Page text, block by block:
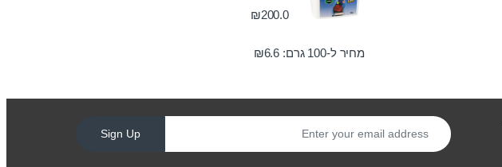
דורג5.00
מתוך 5 ₪200.0
מחיר ל-100 גרם: ₪6.6
Sign Up